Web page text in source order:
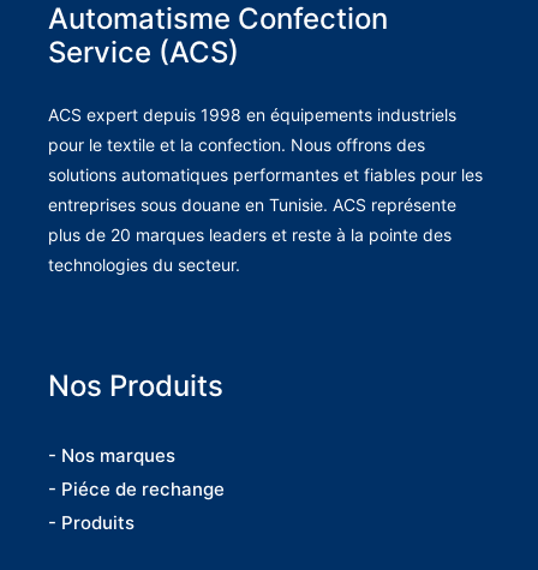
Automatisme Confection
Service (ACS)
ACS expert depuis 1998 en équipements industriels
pour le textile et la confection. Nous offrons des
solutions automatiques performantes et fiables pour les
entreprises sous douane en Tunisie. ACS représente
plus de 20 marques leaders et reste à la pointe des
technologies du secteur.
Nos Produits
- Nos marques
- Piéce de rechange
- Produits